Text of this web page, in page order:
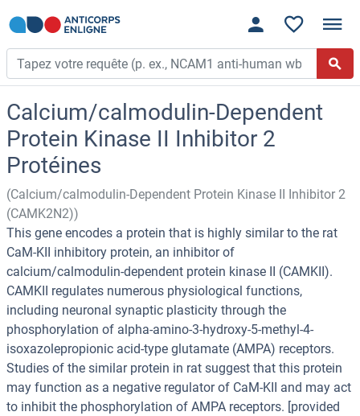
Calcium/calmodulin-Dependent
Protein Kinase II Inhibitor 2
Protéines
(Calcium/calmodulin-Dependent Protein Kinase II Inhibitor 2
(CAMK2N2))
This gene encodes a protein that is highly similar to the rat
CaM-KII inhibitory protein, an inhibitor of
calcium/calmodulin-dependent protein kinase II (CAMKII).
CAMKII regulates numerous physiological functions,
including neuronal synaptic plasticity through the
phosphorylation of alpha-amino-3-hydroxy-5-methyl-4-
isoxazolepropionic acid-type glutamate (AMPA) receptors.
Studies of the similar protein in rat suggest that this protein
may function as a negative regulator of CaM-KII and may act
to inhibit the phosphorylation of AMPA receptors. [provided